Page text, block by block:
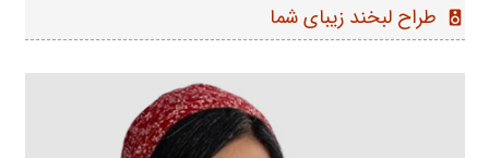
speaker طراح لبخند زیبای شما